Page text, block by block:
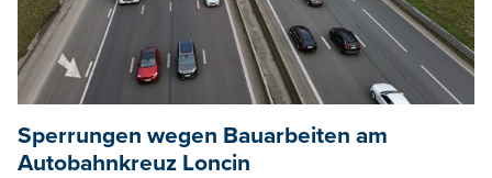
Sperrungen wegen Bauarbeiten am
Autobahnkreuz Loncin